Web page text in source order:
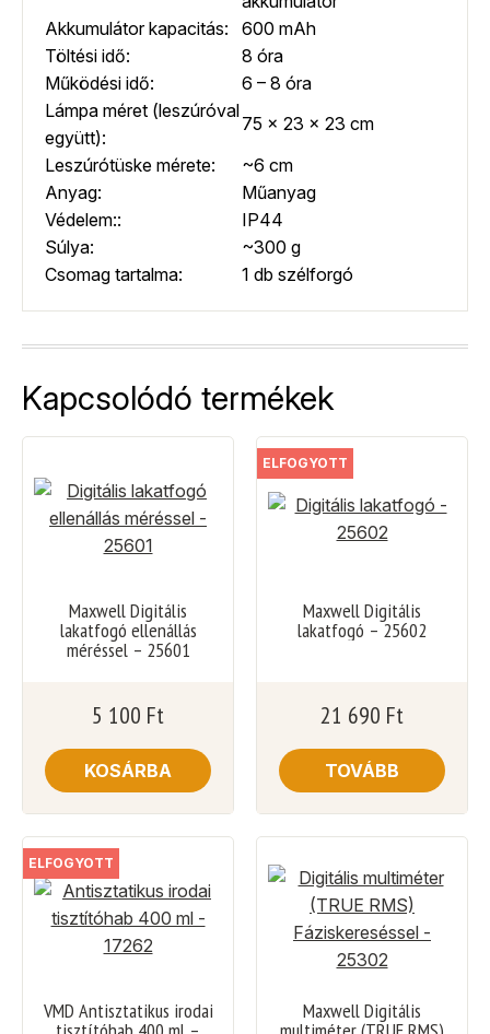
Akkumulátor kapacitás:
600 mAh
Töltési idő:
8 óra
Működési idő:
6 – 8 óra
Lámpa méret (leszúróval
együtt):
75 x 23 x 23 cm
Leszúrótüske mérete:
~6 cm
Anyag:
Műanyag
Védelem::
IP44
Súlya:
~300 g
Csomag tartalma:
1 db szélforgó
Kapcsolódó termékek
Maxwell Digitális
lakatfogó ellenállás
méréssel – 25601
5 100 Ft
KOSÁRBA
ELFOGYOTT
Maxwell Digitális
lakatfogó – 25602
21 690 Ft
TOVÁBB
ELFOGYOTT
VMD Antisztatikus irodai Maxwell Digitális